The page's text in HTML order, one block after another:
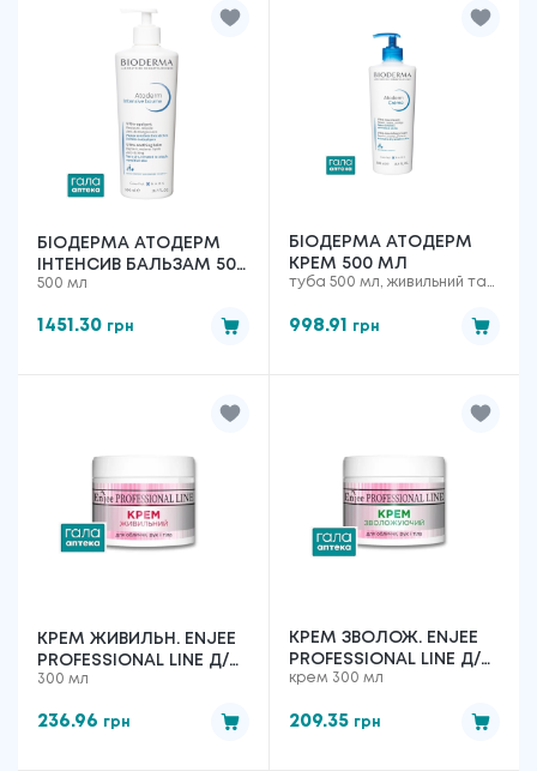
БІОДЕРМА АТОДЕРМ
ІНТЕНСИВ БАЛЬЗАМ 500
МЛ
500 мл
1451.30 грн
БІОДЕРМА АТОДЕРМ
КРЕМ 500 МЛ
туба 500 мл, живильний та
998.91 грн
КРЕМ ЖИВИЛЬН. ENJEE
PROFESSIONAL LINE Д/
ОБЛ. РУК І ТІЛА 300 МЛ
300 мл
236.96 грн
КРЕМ ЗВОЛОЖ. ENJEE
PROFESSIONAL LINE Д/
ОБЛ. РУК І ТІЛА 300 МЛ
крем 300 мл
209.35 грн